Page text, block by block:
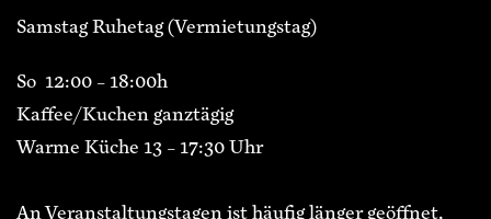
Samstag Ruhetag (Vermietungstag)
So 12:00 – 18:00h
Kaffee/Kuchen ganztägig
Warme Küche 13 – 17:30 Uhr
An Veranstaltungstagen ist häufig länger geöffnet,